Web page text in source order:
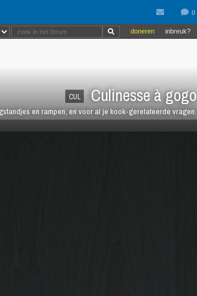
CUL Culinesse à gogo
en rampen, en voor al je kook-gerelateerde vragen.
inbreuk?
doneren